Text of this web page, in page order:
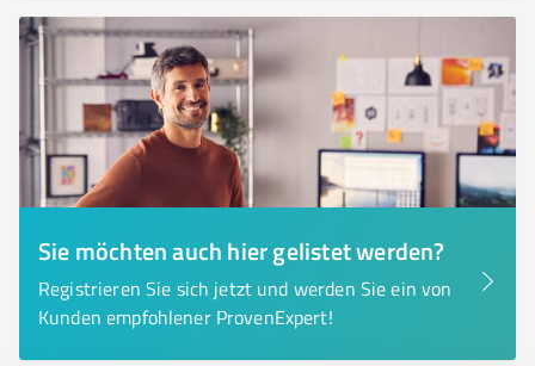
Sie möchten auch hier gelistet werden?
Registrieren Sie sich jetzt und werden Sie ein von
Kunden empfohlener ProvenExpert!